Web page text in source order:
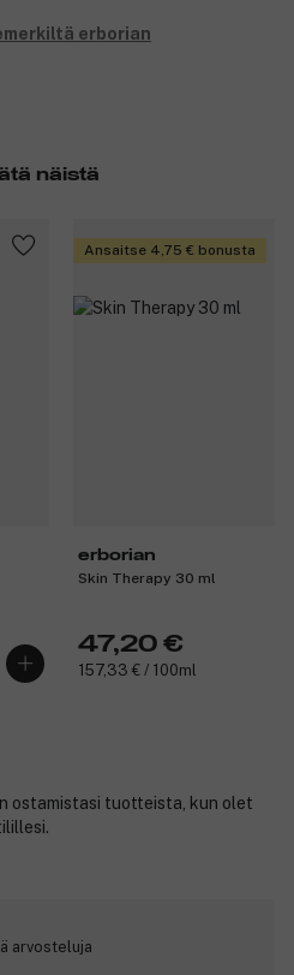
erborian
näistä
Ansaitse 4,75 € bonusta
erborian
Skin Therapy 30 ml
47,20 €
157,33 € / 100ml
ostamistasi tuotteista, kun olet
arvosteluja